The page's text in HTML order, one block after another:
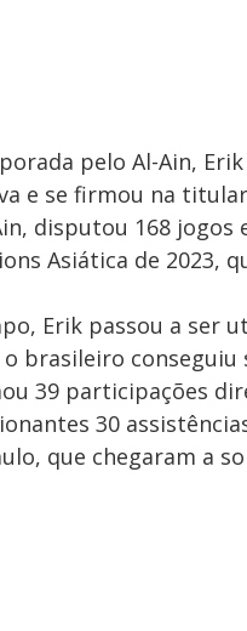
pelo Al-Ain,
e se firmou na
disputou 168
Asiática de 2023,
Erik passou a ser
brasileiro conseguiu
39 participações
30
que chegaram a